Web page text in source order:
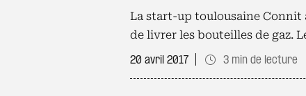
La start-up toulousaine Connit
de livrer les bouteilles de gaz.
20 avril 2017 3 min de lecture